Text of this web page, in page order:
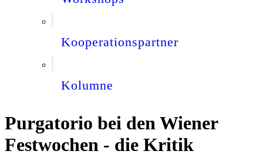
Kooperationspartner
Kolumne
Purgatorio bei den Wiener
Festwochen - die Kritik